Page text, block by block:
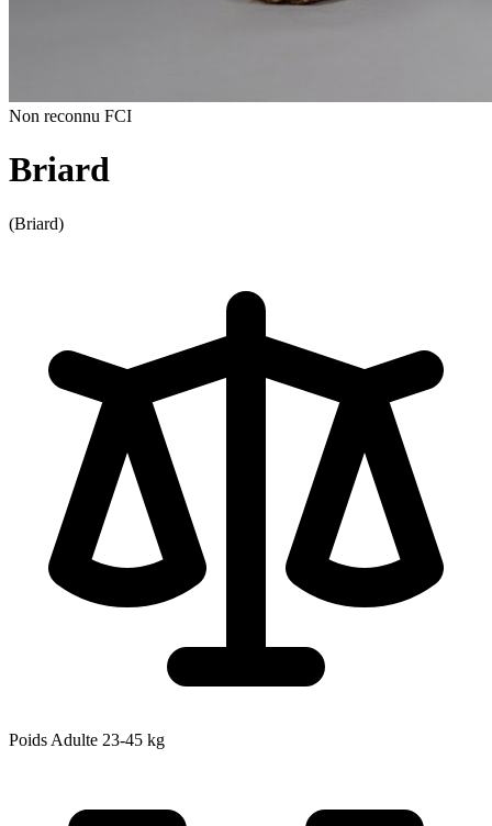
Non reconnu FCI
Briard
(Briard)
Poids Adulte 23-45 kg